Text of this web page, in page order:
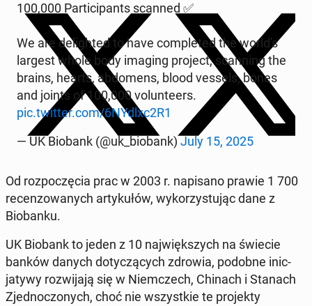
100,000 Par­tic­i­pants scanned ✅
We are de­light­ed to have com­plet­ed the world's
largest whole body imaging project, scan­ning the
brains, hearts, ab­domens, blood vessels, bones
and joints of 100,000 vol­un­teers.
pic.twitter.com/6NYdlxc2R1
— UK Biobank (@uk_biobank) July 15, 2025
Od rozpoczę­cia prac w 2003 r. napisano prawie 1 700
re­cen­zowanych artykułów, wyko­rzys­tu­jąc dane z
Biobanku.
UK Biobank to jeden z 10 na­jwięk­szych na świecie
banków danych doty­czą­cych zdrowia, podobne in­ic­
jaty­wy rozwi­ja­ją się w Niem­czech, Chinach i Stanach
Zjed­noc­zonych, choć nie wszys­tkie te pro­jek­ty